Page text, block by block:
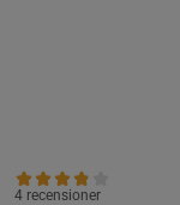
4 recensioner